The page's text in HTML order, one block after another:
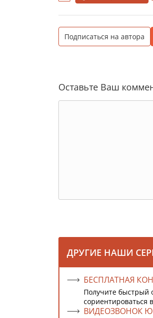
Подписаться на автора
Оставьте Ваш
ДРУГИЕ НАШИ
БЕСПЛАТНАЯ
Получите быстрый
сориентироваться
ВИДЕОЗВОНОК